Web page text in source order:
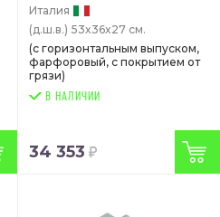
(0611530001)
Италия
(д.ш.в.) 53x36x27 см.
(с горизонтальным выпуском,
фарфоровый, с покрытием от
грязи)
В НАЛИЧИИ
34 353